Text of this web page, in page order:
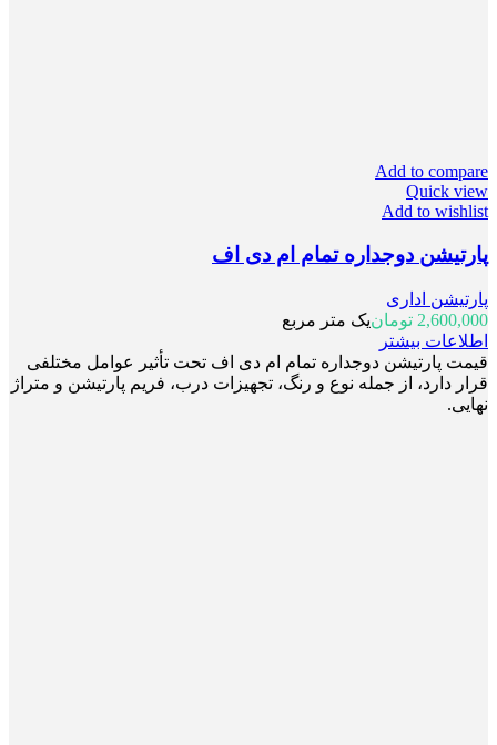
Add to compare
Quick view
Add to wishlist
پارتیشن دوجداره تمام ام دی اف
پارتیشن اداری
2,600,000 تومانیک متر مربع
اطلاعات بیشتر
قیمت پارتیشن دوجداره تمام ام دی اف تحت تأثیر عوامل مختلفی
قرار دارد، از جمله نوع و رنگ، تجهیزات درب، فریم پارتیشن و متراژ
نهایی.